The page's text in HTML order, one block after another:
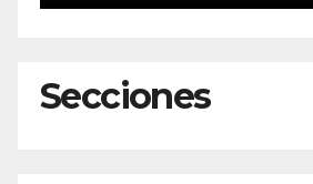
Secciones